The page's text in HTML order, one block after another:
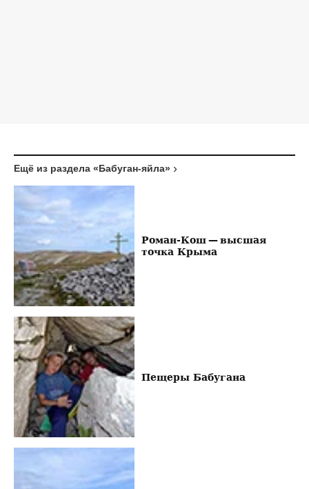
Ещё из раздела «Бабуган-яйла»
Роман-Кош — высшая
точка Крыма
Пещеры Бабугана